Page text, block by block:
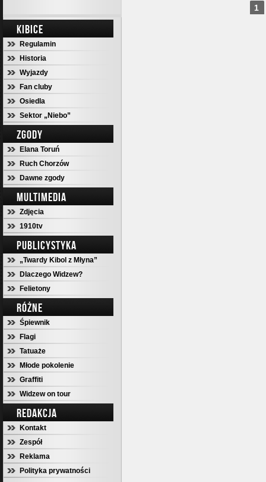
KIBICE
Regulamin
Historia
Wyjazdy
Fan cluby
Osiedla
Sektor „Niebo”
ZGODY
Elana Toruń
Ruch Chorzów
Dawne zgody
MULTIMEDIA
Zdjęcia
1910tv
PUBLICYSTYKA
„Twardy Kibol z Młyna”
Dlaczego Widzew?
Felietony
RÓŻNE
Śpiewnik
Flagi
Tatuaże
Młode pokolenie
Graffiti
Widzew on tour
REDAKCJA
Kontakt
Zespół
Reklama
Polityka prywatności
1